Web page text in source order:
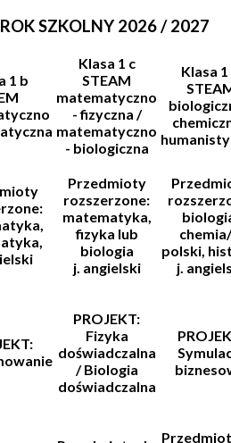
SZKOLNY 2026 / 2027
1 b
Klasa 1 c
STEAM
matematyczno
- fizyczna /
matematyczno
- biologiczna
Klasa
Przedmioty
rozszerzone:
matematyka,
fizyka lub
biologia
j. angielski
polski,
j.
PROJEKT:
Fizyka
doświadczalna
/ Biologia
doświadczalna